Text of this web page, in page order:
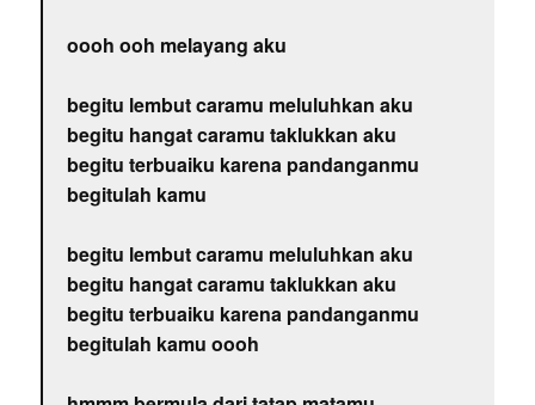
oooh ooh melayang aku
begitu lembut caramu meluluhkan aku
begitu hangat caramu taklukkan aku
begitu terbuaiku karena pandanganmu
begitulah kamu
begitu lembut caramu meluluhkan aku
begitu hangat caramu taklukkan aku
begitu terbuaiku karena pandanganmu
begitulah kamu oooh